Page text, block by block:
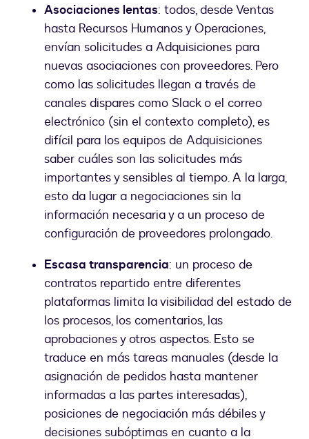
Asociaciones lentas: todos, desde Ventas
hasta Recursos Humanos y Operaciones,
envían solicitudes a Adquisiciones para
nuevas asociaciones con proveedores. Pero
como las solicitudes llegan a través de
canales dispares como Slack o el correo
electrónico (sin el contexto completo), es
difícil para los equipos de Adquisiciones
saber cuáles son las solicitudes más
importantes y sensibles al tiempo. A la larga,
esto da lugar a negociaciones sin la
información necesaria y a un proceso de
configuración de proveedores prolongado.
Escasa transparencia: un proceso de
contratos repartido entre diferentes
plataformas limita la visibilidad del estado de
los procesos, los comentarios, las
aprobaciones y otros aspectos. Esto se
traduce en más tareas manuales (desde la
asignación de pedidos hasta mantener
informadas a las partes interesadas),
posiciones de negociación más débiles y
decisiones subóptimas en cuanto a la